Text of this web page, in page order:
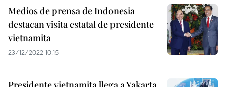
Medios de prensa de Indonesia
destacan visita estatal de presidente
vietnamita
23/12/2022 10:15